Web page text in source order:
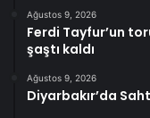
Ağustos 9, 2026
Ferdi Tayfur’un
şaştı kaldı
Ağustos 9, 2026
Diyarbakır’da